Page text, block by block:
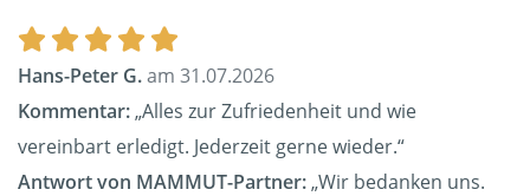
Hans-Peter G.am 31.07.2026
Kommentar:„Alles zur Zufriedenheit und wie
vereinbart erledigt. Jederzeit gerne wieder.“
Antwort von MAMMUT-Partner:„Wir bedanken uns.